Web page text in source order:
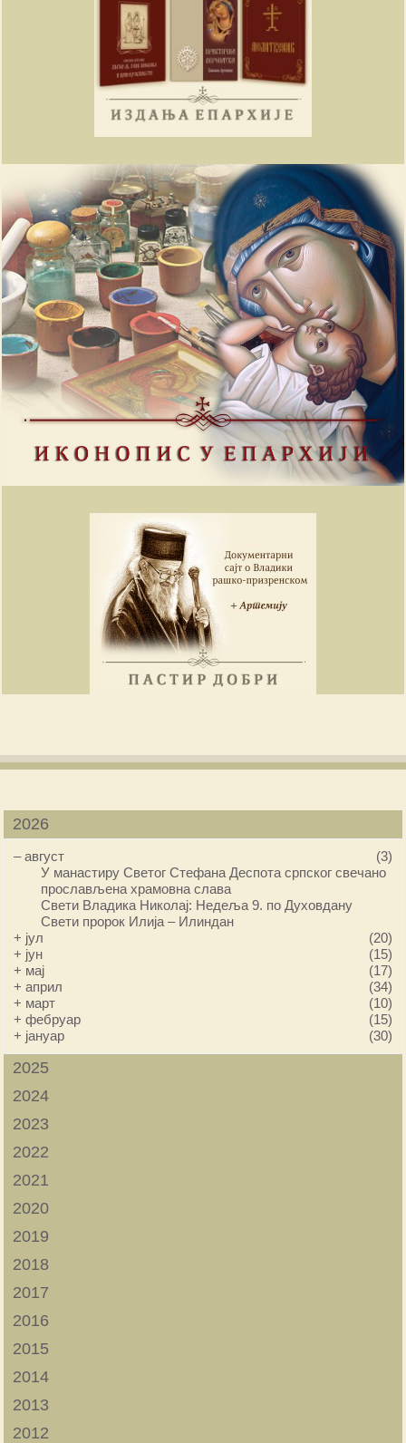
2026
–август
(3)
У манастиру Светог Стефана Деспота српског свечано
прослављена храмовна слава
Свети Владика Николај: Недеља 9. по Духовдану
Свети пророк Илија – Илиндан
+ јул
(20)
+ јун
(15)
+ мај
(17)
+април
(34)
+ март
(10)
+фебруар
(15)
+ јануар (30)
2025
2024
2023
2022
2021
2020
2019
2018
2017
2016
2015
2014
2013
2012